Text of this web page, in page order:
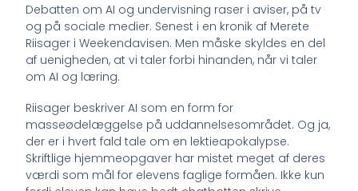
Debatten om AI og undervisning raser i aviser, på tv
og på sociale medier. Senest i en kronik af Merete
Riisager i Weekendavisen. Men måske skyldes en del
af uenigheden, at vi taler forbi hinanden, når vi taler
om AI og læring.
Riisager beskriver AI som en form for
masseødelæggelse på uddannelsesområdet. Og ja,
der er i hvert fald tale om en lektieapokalypse.
Skriftlige hjemmeopgaver har mistet meget af deres
værdi som mål for elevens faglige formåen. Ikke kun